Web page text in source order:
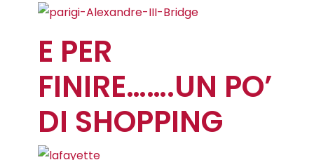
E PER
FINIRE…….UN PO’
DI SHOPPING